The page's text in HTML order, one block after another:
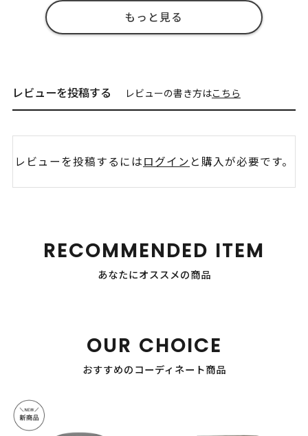
もっと見る
レビューを投稿する レビューの書き方はこちら
レビューを投稿するにはログイン と購入が必要です。
RECOMMENDED ITEM
あなたにオススメの商品
OUR CHOICE
おすすめのコーディネート商品